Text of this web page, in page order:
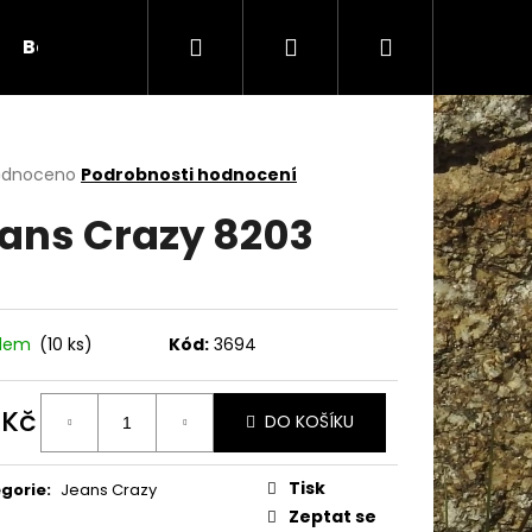
Bambule Háčky Duté vlákno
Hledat PřihlášeníNákupní
košík
Podrobnosti hodnocení
Crazy 8203
(10 ks) Kód: 3694
DO KOŠÍKU
: Jeans Crazy
Tisk
Zeptat se
Následující